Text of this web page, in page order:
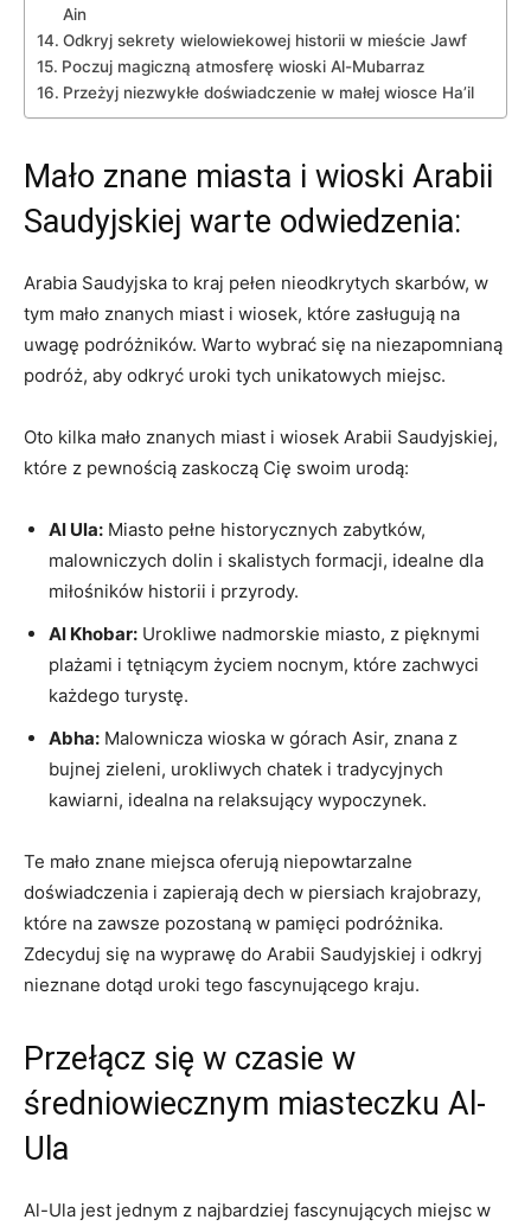
Ain
Odkryj sekrety wielowiekowej historii w⁤ mieście​ Jawf
Poczuj magiczną atmosferę wioski Al-Mubarraz
Przeżyj ‍niezwykłe doświadczenie‍ w ‌małej wiosce Ha’il
Mało znane miasta i wioski Arabii
Saudyjskiej warte odwiedzenia:
Arabia Saudyjska to kraj pełen nieodkrytych skarbów, w
tym mało znanych miast i wiosek, które ‍zasługują na
uwagę podróżników. ⁣Warto wybrać się na niezapomnianą⁢
podróż, aby odkryć uroki tych unikatowych miejsc.
Oto kilka ‍mało ‌znanych miast i wiosek Arabii Saudyjskiej,
które z pewnością​ zaskoczą Cię swoim urodą:
Al⁢ Ula: Miasto pełne historycznych zabytków,
malowniczych dolin⁤ i skalistych formacji, idealne dla
miłośników historii i przyrody.
Al Khobar: Urokliwe⁣ nadmorskie miasto, z pięknymi
plażami i tętniącym życiem‍ nocnym, które zachwyci
każdego turystę.
Abha: Malownicza wioska w górach⁣ Asir, znana​ z⁢
bujnej zieleni, urokliwych chatek i tradycyjnych
kawiarni, idealna na relaksujący wypoczynek.
Te mało znane miejsca oferują ‍niepowtarzalne
doświadczenia i zapierają dech w​ piersiach ⁣krajobrazy,
które na zawsze⁢ pozostaną w⁢ pamięci podróżnika.
Zdecyduj się na wyprawę do Arabii Saudyjskiej i‍ odkryj
nieznane‍ dotąd uroki tego fascynującego kraju.
Przełącz się w czasie ⁣w
średniowiecznym miasteczku Al-
Ula
Al-Ula jest jednym z najbardziej fascynujących miejsc‌ w